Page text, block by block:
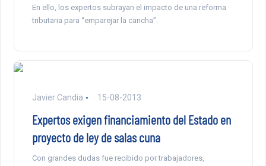
En ello, los expertos subrayan el impacto de una reforma
tributaria para “emparejar la cancha”.
Javier Candia 15-08-2013
Expertos exigen financiamiento del Estado en
proyecto de ley de salas cuna
Con grandes dudas fue recibido por trabajadores,